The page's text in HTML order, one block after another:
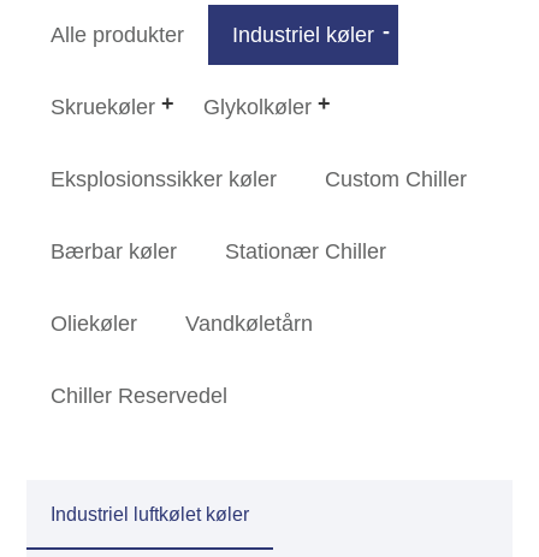
Alle produkter Industriel køler
Skruekøler Glykolkøler
Eksplosionssikker køler Custom Chiller
Bærbar køler Stationær Chiller
Oliekøler Vandkøletårn
Chiller Reservedel
Industriel luftkølet køler